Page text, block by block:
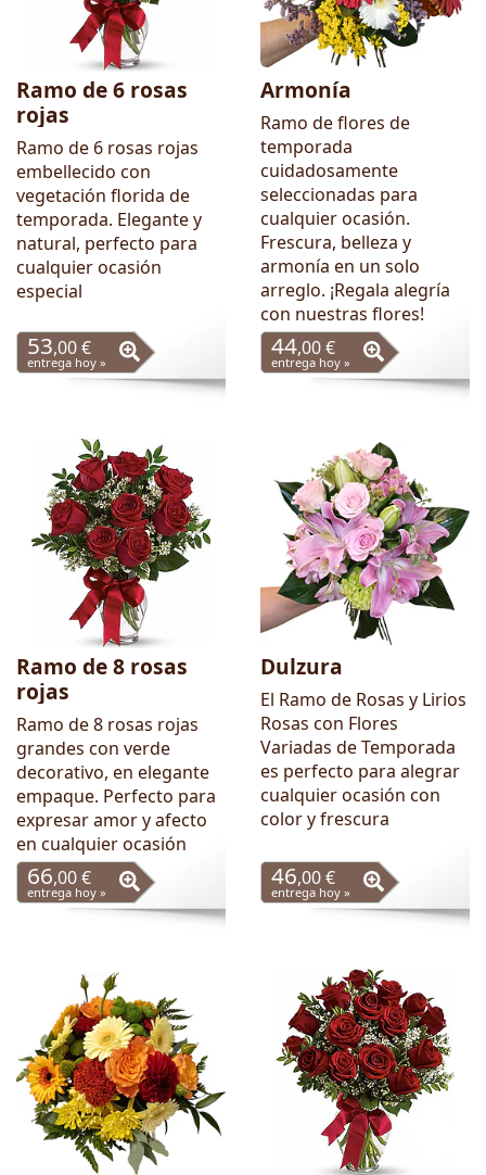
Ramo de 6 rosas
rojas
Ramo de 6 rosas rojas
embellecido con
vegetación florida de
temporada. Elegante y
natural, perfecto para
cualquier ocasión
especial
53,00 €
entrega hoy »
Armonía
Ramo de flores de
temporada
cuidadosamente
seleccionadas para
cualquier ocasión.
Frescura, belleza y
armonía en un solo
arreglo. ¡Regala alegría
con nuestras flores!
44,00 €
entrega hoy »
Ramo de 8 rosas
rojas
Ramo de 8 rosas rojas
grandes con verde
decorativo, en elegante
empaque. Perfecto para
expresar amor y afecto
en cualquier ocasión
66,00 €
entrega hoy »
Dulzura
El Ramo de Rosas y Lirios
Rosas con Flores
Variadas de Temporada
es perfecto para alegrar
cualquier ocasión con
color y frescura
46,00 €
entrega hoy »